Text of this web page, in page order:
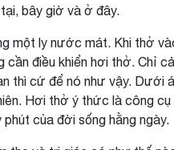
bây giờ và ở đây.
một ly nước mát. Khi thở
cần điều khiển hơi thở. Chỉ
thì cứ để nó như vậy. Dưới
Hơi thở ý thức là công
của đời sống hằng ngày.